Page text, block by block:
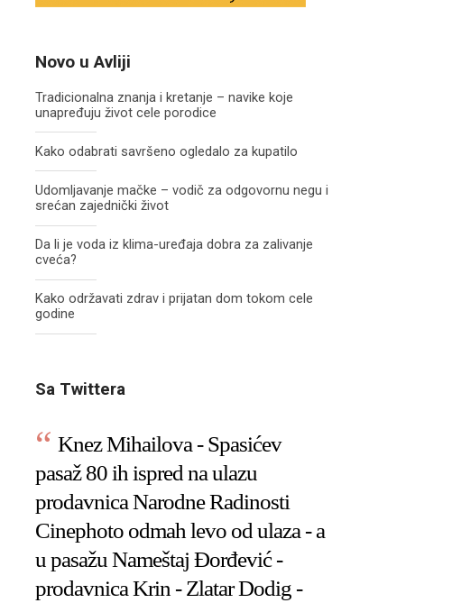
Novo u Avliji
Tradicionalna znanja i kretanje – navike koje
unapređuju život cele porodice
Kako odabrati savršeno ogledalo za kupatilo
Udomljavanje mačke – vodič za odgovornu negu i
srećan zajednički život
Da li je voda iz klima-uređaja dobra za zalivanje
cveća?
Kako održavati zdrav i prijatan dom tokom cele
godine
Sa Twittera
Knez Mihailova - Spasićev
pasaž 80 ih ispred na ulazu
prodavnica Narodne Radinosti
Cinephoto odmah levo od ulaza - a
u pasažu Nameštaj Đorđević -
prodavnica Krin - Zlatar Dodig -